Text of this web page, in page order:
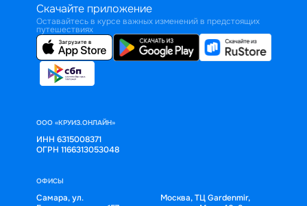
Скачайте приложение
Оставайтесь в курсе важных изменений в предстоящих
путешествиях
ООО «КРУИЗ.ОНЛАЙН»
ИНН 6315008371
ОГРН 1166313053048
ОФИСЫ
Самара, ул.
Москва, ТЦ Gardenmir,